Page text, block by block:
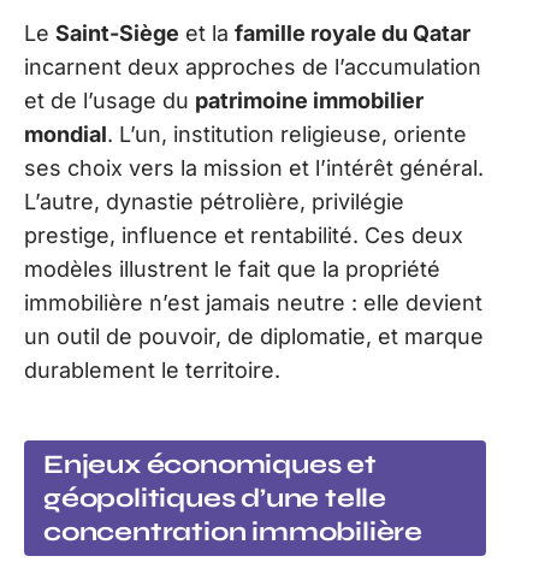
Le Saint-Siège et la famille royale du Qatar
incarnent deux approches de l’accumulation
et de l’usage du patrimoine immobilier
mondial. L’un, institution religieuse, oriente
ses choix vers la mission et l’intérêt général.
L’autre, dynastie pétrolière, privilégie
prestige, influence et rentabilité. Ces deux
modèles illustrent le fait que la propriété
immobilière n’est jamais neutre : elle devient
un outil de pouvoir, de diplomatie, et marque
durablement le territoire.
Enjeux économiques et
géopolitiques d’une telle
concentration immobilière